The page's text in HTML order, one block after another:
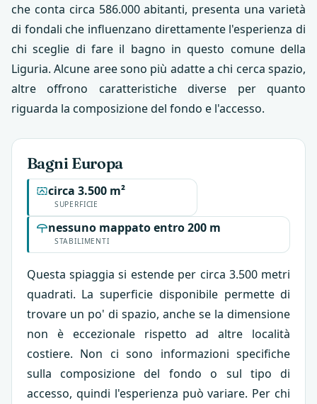
che conta circa 586.000 abitanti, presenta una varietà
di fondali che influenzano direttamente l'esperienza di
chi sceglie di fare il bagno in questo comune della
Liguria. Alcune aree sono più adatte a chi cerca spazio,
altre offrono caratteristiche diverse per quanto
riguarda la composizione del fondo e l'accesso.
Bagni Europa
SUPERFICIE
circa 3.500 m²
STABILIMENTI
nessuno mappato entro 200 m
Questa spiaggia si estende per circa 3.500 metri
quadrati. La superficie disponibile permette di
trovare un po' di spazio, anche se la dimensione
non è eccezionale rispetto ad altre località
costiere. Non ci sono informazioni specifiche
sulla composizione del fondo o sul tipo di
accesso, quindi l'esperienza può variare. Per chi